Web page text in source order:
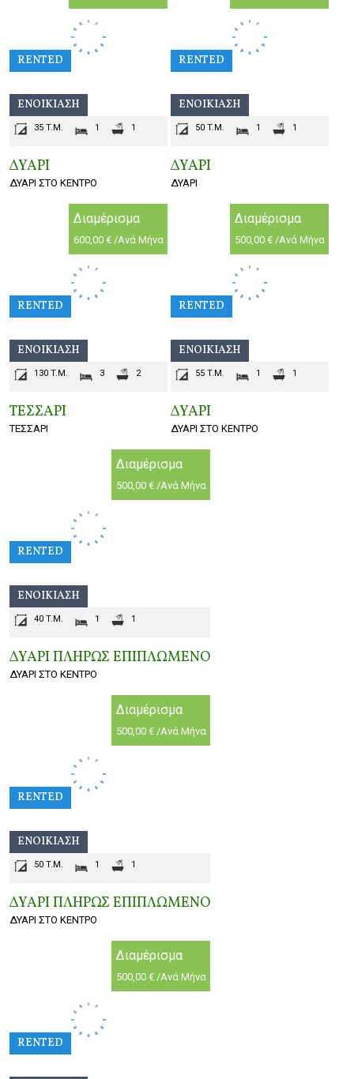
RENTED
ΕΝΟΙΚΊΑΣΗ
35 T.M. 1 1
ΔΥΑΡΙ
ΔΥΑΡΙ ΣΤΟ ΚΕΝΤΡΟ
RENTED
ΕΝΟΙΚΊΑΣΗ
50 T.M. 1 1
ΔΥΑΡΙ
ΔΥΑΡΙ
RENTED
ΕΝΟΙΚΊΑΣΗ
Διαμέρισμα
600,00 € /Ανά Μήνα
130 T.M. 3 2
ΤΕΣΣΑΡΙ
ΤΕΣΣΑΡΙ
RENTED
ΕΝΟΙΚΊΑΣΗ
Διαμέρισμα
500,00 € /Ανά Μήνα
55 T.M. 1 1
ΔΥΑΡΙ
ΔΥΑΡΙ ΣΤΟ ΚΕΝΤΡΟ
RENTED
ΕΝΟΙΚΊΑΣΗ
Διαμέρισμα
500,00 € /Ανά Μήνα
40 T.M. 1 1
ΔΥΑΡΙ ΠΛΗΡΩΣ ΕΠΙΠΛΩΜΕΝΟ
ΔΥΑΡΙ ΣΤΟ ΚΕΝΤΡΟ
RENTED
ΕΝΟΙΚΊΑΣΗ
Διαμέρισμα
500,00 € /Ανά Μήνα
50 T.M. 1 1
ΔΥΑΡΙ ΠΛΗΡΩΣ ΕΠΙΠΛΩΜΕΝΟ
ΔΥΑΡΙ ΣΤΟ ΚΕΝΤΡΟ
RENTED
Διαμέρισμα
500,00 € /Ανά Μήνα